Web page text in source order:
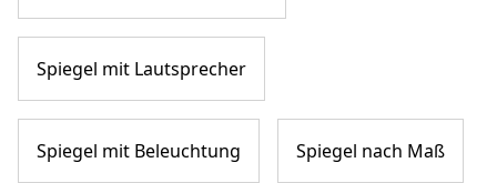
Spiegel mit Lautsprecher
Spiegel mit Beleuchtung Spiegel nach Maß